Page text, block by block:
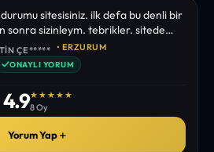
durumu sitesisiniz. ilk defa bu denli bir
sonra sizinleym. tebrikler. sitede
ekibinizin emeğine saglık”
ÇE***** • ERZURUM
✓ONAYLI YORUM
4.9★★★★★
8 Oy
Yorum Yap＋